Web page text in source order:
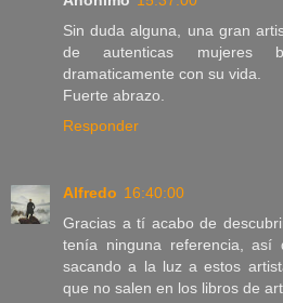
Sin duda alguna, una gran
de autenticas mujeres
dramaticamente con su vida.
Fuerte abrazo.
Responder
Alfredo 16:40:00
Gracias a tí acabo de
tenía ninguna referencia,
sacando a la luz a estos
que no salen en los libros de